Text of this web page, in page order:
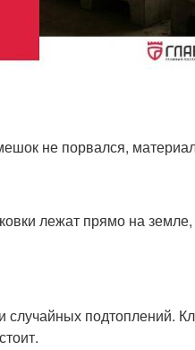
не порвался,
лежат прямо на
случайных подтоплений.